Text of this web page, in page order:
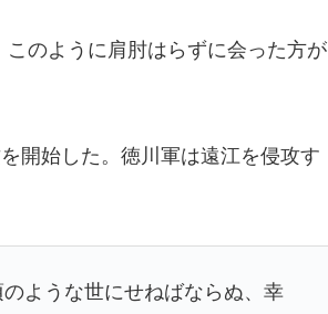
このように肩肘はらずに会った方が
開始した。徳川軍は遠江を侵攻す
ような世にせねばならぬ、幸